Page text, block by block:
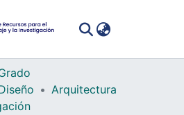
Arquitectura